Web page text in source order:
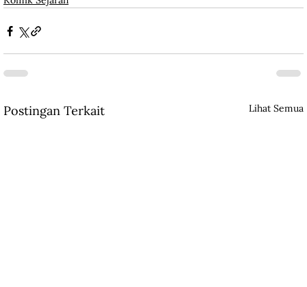
Postingan Terkait Lihat Semua